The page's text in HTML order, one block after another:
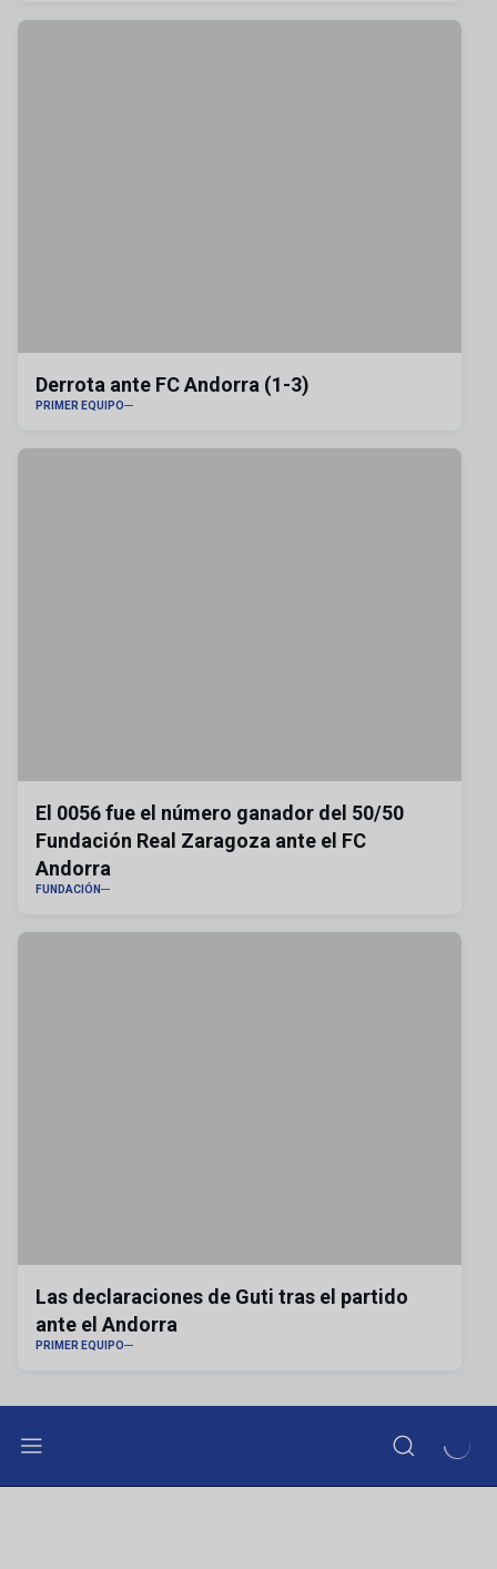
Derrota ante FC Andorra (1-3)
PRIMER EQUIPO
El 0056 fue el número ganador del 50/50
Fundación Real Zaragoza ante el FC
Andorra
FUNDACIÓN
Las declaraciones de Guti tras el partido
ante el Andorra
PRIMER EQUIPO